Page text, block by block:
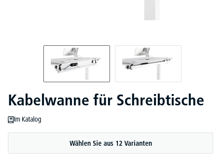
Kabelwanne für Schreibtische
Im Katalog
Wählen Sie aus 12 Varianten